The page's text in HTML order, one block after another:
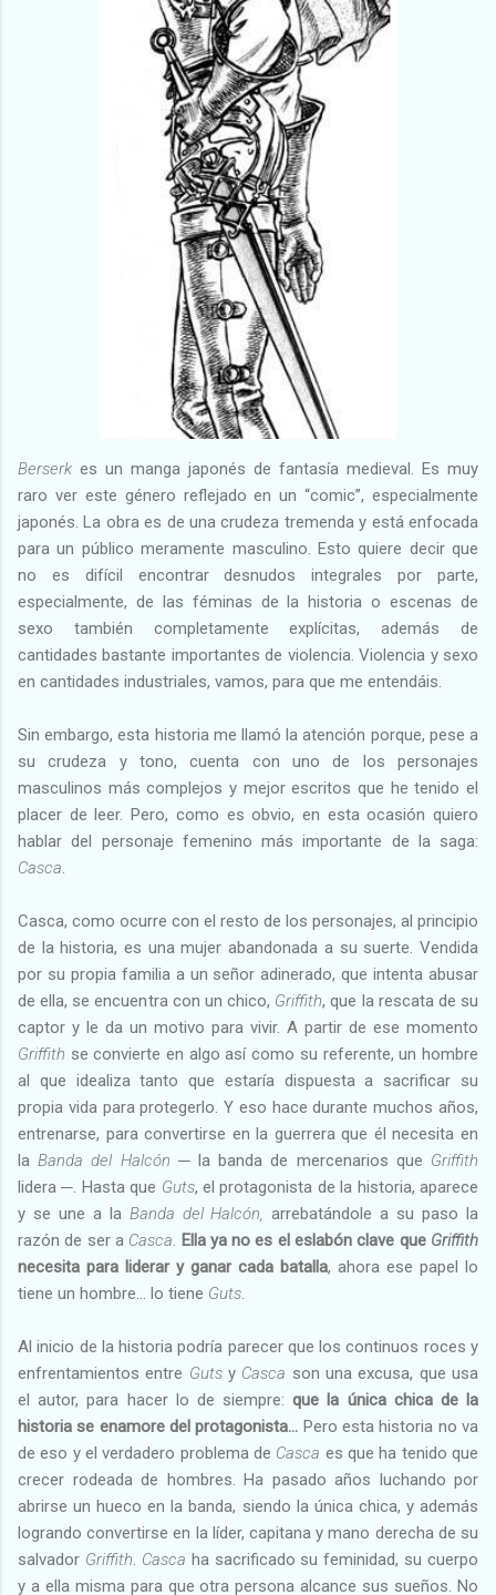
Berserk es un manga japonés de fantasía medieval. Es muy
raro ver este género reflejado en un “comic”, especialmente
japonés. La obra es de una crudeza tremenda y está enfocada
para un público meramente masculino. Esto quiere decir que
no es difícil encontrar desnudos integrales por parte,
especialmente, de las féminas de la historia o escenas de
sexo también completamente explícitas, además de
cantidades bastante importantes de violencia. Violencia y sexo
en cantidades industriales, vamos, para que me entendáis.
Sin embargo, esta historia me llamó la atención porque, pese a
su crudeza y tono, cuenta con uno de los personajes
masculinos más complejos y mejor escritos que he tenido el
placer de leer. Pero, como es obvio, en esta ocasión quiero
hablar del personaje femenino más importante de la saga:
Casca.
Casca, como ocurre con el resto de los personajes, al principio
de la historia, es una mujer abandonada a su suerte. Vendida
por su propia familia a un señor adinerado, que intenta abusar
de ella, se encuentra con un chico, Griffith, que la rescata de su
captor y le da un motivo para vivir. A partir de ese momento
Griffith se convierte en algo así como su referente, un hombre
al que idealiza tanto que estaría dispuesta a sacrificar su
propia vida para protegerlo. Y eso hace durante muchos años,
entrenarse, para convertirse en la guerrera que él necesita en
laBanda del Halcón ─ la banda de mercenarios que Griffith
lidera ─. Hasta que Guts, el protagonista de la historia, aparece
y se une a la Banda del Halcón, arrebatándole a su paso la
razón de ser a Casca. Ella ya no es el eslabón clave que Griffith
necesita para liderar y ganar cada batalla, ahora ese papel lo
tiene un hombre… lo tiene Guts.
Al inicio de la historia podría parecer que los continuos roces y
enfrentamientos entre Gutsy Casca son una excusa, que usa
el autor, para hacer lo de siempre:que la única chica de la
historia se enamore del protagonista… Pero esta historia no va
de eso y el verdadero problema de Casca es que ha tenido que
crecer rodeada de hombres. Ha pasado años luchando por
abrirse un hueco en la banda, siendo la única chica, y además
logrando convertirse en la líder, capitana y mano derecha de su
salvador Griffith. Casca ha sacrificado su feminidad, su cuerpo
y a ella misma para que otra persona alcance sus sueños. No